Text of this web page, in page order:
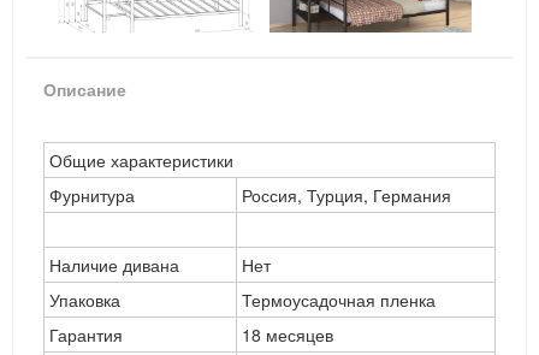
Описание
Общие характеристики
Фурнитура
Россия, Турция, Германия
Наличие дивана
Нет
Упаковка
Термоусадочная пленка
Гарантия
18 месяцев